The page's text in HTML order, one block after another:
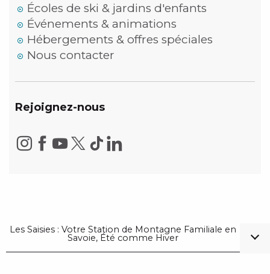
Écoles de ski & jardins d'enfants
Événements & animations
Hébergements & offres spéciales
Nous contacter
Rejoignez-nous
Les Saisies : Votre Station de Montagne Familiale en
Savoie, Été comme Hiver